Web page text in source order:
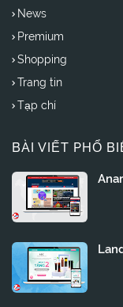
News
Premium
Shopping
Trang tin
Tạp chí
BÀI VIẾT PHỔ